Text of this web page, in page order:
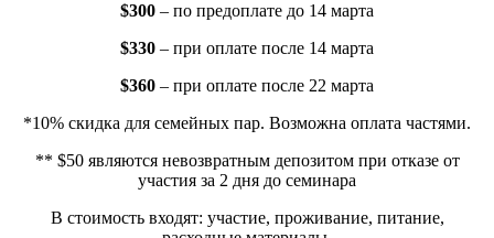
$300 – по предоплате до 14 марта
$330 – при оплате после 14 марта
$360 – при оплате после 22 марта
*10% скидка для семейных пар. Возможна оплата частями.
** $50 являются невозвратным депозитом при отказе от
участия за 2 дня до семинара
В стоимость входят: участие, проживание, питание,